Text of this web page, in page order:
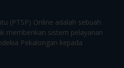
(PTSP) Online adalah sebuah
memberikan sistem pelayanan
Pekalongan kepada